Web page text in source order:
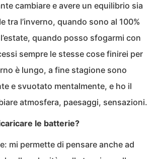
cambiare e avere un equilibrio sia
tra l’inverno, quando sono al 100%
quando posso sfogarmi con
sempre le stesse cose finirei per
è lungo, a fine stagione sono
e svuotato mentalmente, e ho il
atmosfera, paesaggi, sensazioni.
le batterie?
mi permette di pensare anche ad